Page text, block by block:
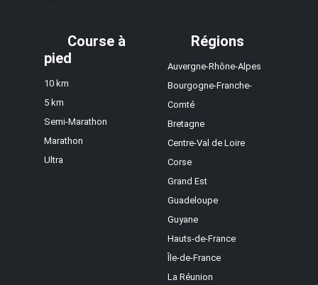
Course à
pied
10 km
5 km
Semi-Marathon
Marathon
Ultra
Régions
Auvergne-Rhône-Alpes
Bourgogne-Franche-
Comté
Bretagne
Centre-Val de Loire
Corse
Grand Est
Guadeloupe
Guyane
Hauts-de-France
Île-de-France
La Réunion